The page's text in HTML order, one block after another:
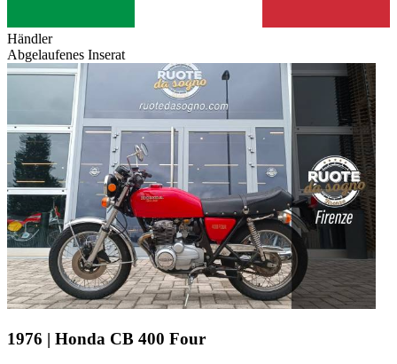
Händler
Abgelaufenes Inserat
1976 | Honda CB 400 Four